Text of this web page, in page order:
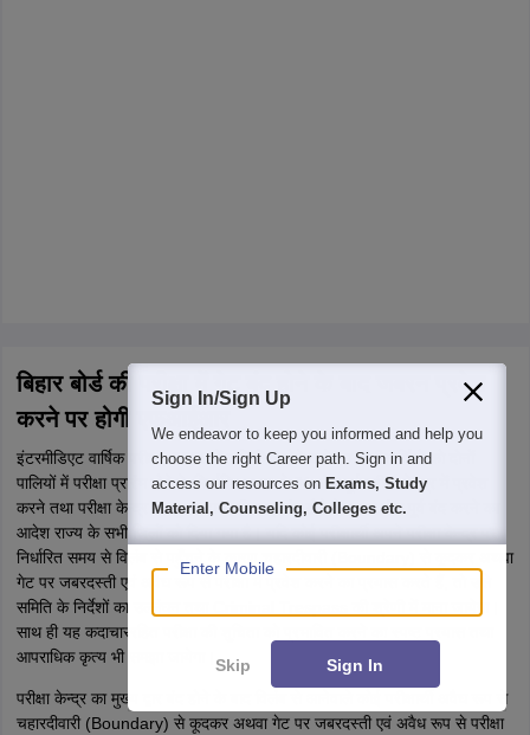
बिहार बोर्ड की परीक्षा में गेट बंद होने के बाद जबरन प्रवेश
करने पर होगी एफआईआर
इंटरमीडिएट वार्षिक परीक्षा, 2026 में सम्मिलित होने वाले सभी परीक्षार्थियों को दोनों
पालियों में परीक्षा प्रारंभ होने के निर्धारित समय से 01 घंटा पूर्व परीक्षा केन्द्र में प्रवेश
करने तथा परीक्षा केन्द्र का मुख्य द्वार परीक्षा प्रारंभ होने के आधा घंटा पूर्व बंद करने का
आदेश राज्य के सभी जिलों को दिया गया है। यदि कोई परीक्षार्थी अपने परीक्षा केन्द्र पर
निर्धारित समय से विलंब से पहुँचने के कारण चहारदीवारी (Boundary) से कूदकर अथवा
गेट पर जबरदस्ती एवं अवैध रूप से परीक्षा में प्रवेश करने का प्रयास करते हैं, तो उसे
समिति के निर्देशों का उल्लंघन तथा Criminal Trespass की श्रेणी में माना जायेगा।
साथ ही यह कदाचाररहित परीक्षा की शुचिता को प्रभावित करने का स्पष्ट प्रयास तथा
आपराधिक कृत्य भी समझा जायेगा।
परीक्षा केन्द्र का मुख्य द्वार बंद होने के बाद विलंब से आनेवाले कोई परीक्षार्थी अवैध रूप से
चहारदीवारी (Boundary) से कूदकर अथवा गेट पर जबरदस्ती एवं अवैध रूप से परीक्षा
Sign In/Sign Up
We endeavor to keep you informed and help you
choose the right Career path. Sign in and
access our resources on Exams, Study
Material, Counseling, Colleges etc.
Enter Mobile
Skip Sign In